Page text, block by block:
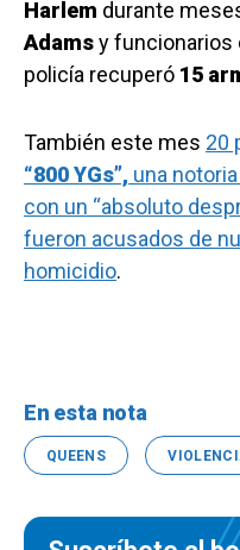
Harlem durante
Adamsy funcionarios
policía recuperó 15
También este mes 20
“800 YGs”, una
con un “absoluto
fueron acusados ​​de
homicidio.
En esta nota
QUEENS